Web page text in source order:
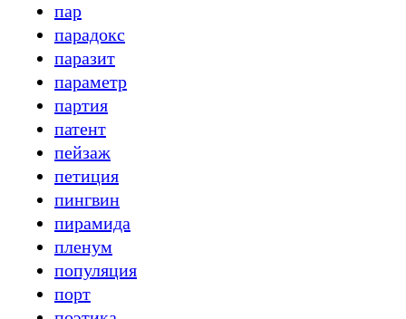
пар
парадокс
паразит
параметр
партия
патент
пейзаж
петиция
пингвин
пирамида
пленум
популяция
порт